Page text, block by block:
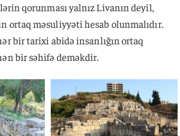
qorunması yalnız Livanın deyil,
ortaq məsuliyyəti hesab olunmalıdır.
bir tarixi abidə insanlığın ortaq
bir səhifə deməkdir.